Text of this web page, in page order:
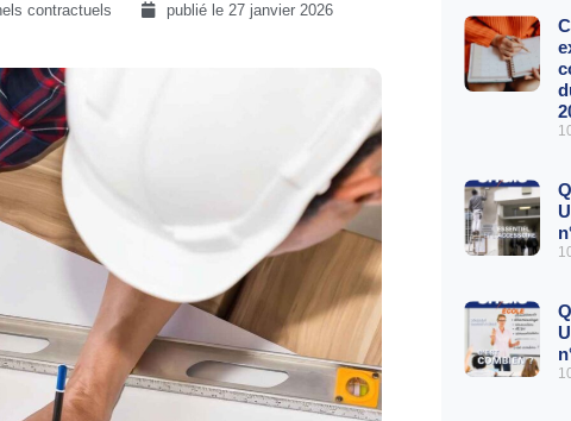
contractuels publié le 27 janvier 2026